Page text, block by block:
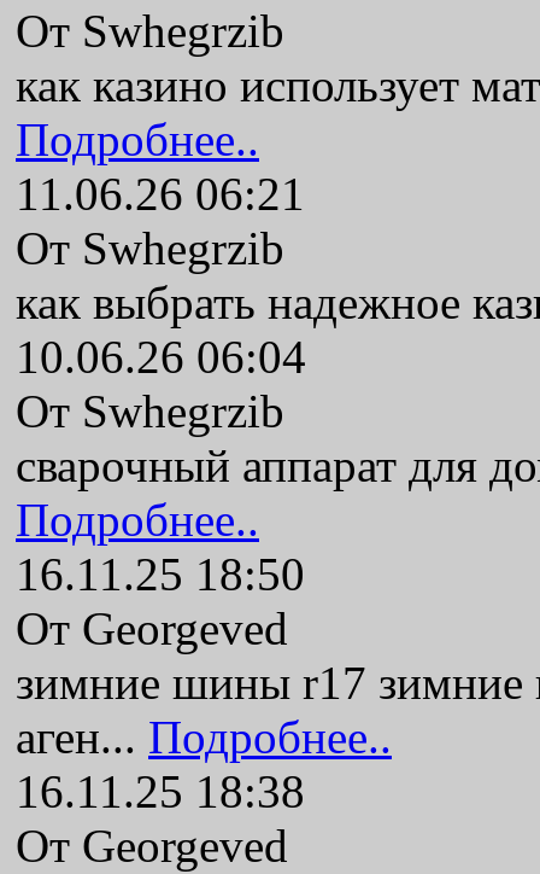
От Swhegrzib
как казино использует
Подробнее..
11.06.26 06:21
От Swhegrzib
как выбрать надежное
10.06.26 06:04
От Swhegrzib
сварочный аппарат для
Подробнее..
16.11.25 18:50
От Georgeved
зимние шины r17
аген... Подробнее..
16.11.25 18:38
От Georgeved